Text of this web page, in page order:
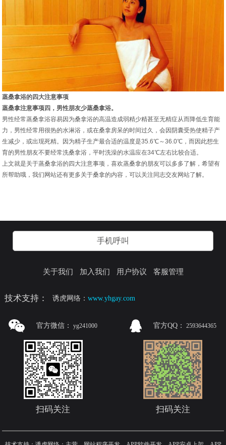
蒸桑拿浴的四大注意事项
蒸桑拿注意事项四，男性朋友少蒸桑拿浴。
男性经常蒸桑拿浴容易因为桑拿浴的高温造成弱精少精甚至无精症从而降低生育能
力，男性经常用很热的水淋浴，或在桑拿房呆的时间过久，会因阴囊受热使精子产
生减少，或出现死精。因为精子生产最合适的温度是35.6℃～36.0℃，而因此想生
育的男性朋友不要经常洗桑拿浴，平时洗澡的水温应在34℃左右比较合适。
上文就是关于蒸桑拿浴的四大注意事项，喜欢蒸桑拿的朋友可以多多了解，希望有
所帮助哦，我们网站还有更多关于桑拿的内容，可以关注同志交友网站了解。
手机呼叫
关于我们 加入我们 用户协议 客服管理
技术支持： 诱虎网络：www.yhgay.com
官方微信： yg241000
扫码关注
官方QQ： 2593644365
扫码关注